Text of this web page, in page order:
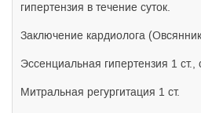
гипертензия в течение суток.
Заключение кардиолога
Эссенциальная гипертензия 1 ст.,
Митральная регургитация 1 ст.